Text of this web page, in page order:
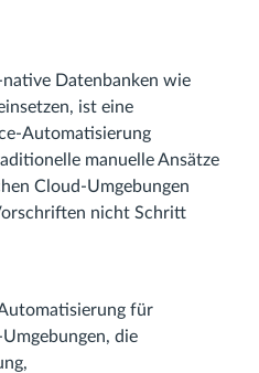
Datenbanken wie
ist eine
manuelle Ansätze
Cloud‑Umgebungen
nicht Schritt
für
die